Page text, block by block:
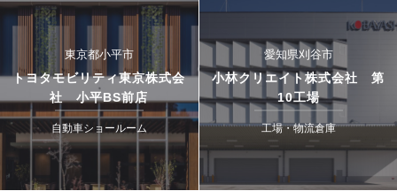
東京都小平市
トヨタモビリティ東京株式会
社 小平BS前店
自動車ショールーム
愛知県刈谷市
小林クリエイト株式会社 第
10工場
工場・物流倉庫